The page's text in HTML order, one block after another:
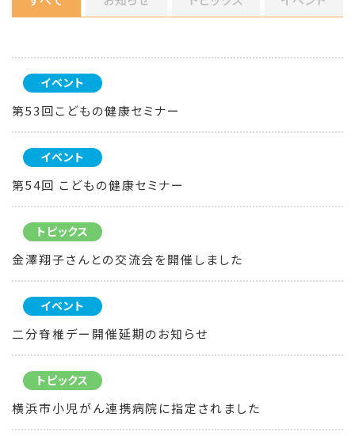
イベント
第53回こどもの健康セミナー
イベント
第54回 こどもの健康セミナー
トピックス
金澤翔子さんとの交流会を開催しました
イベント
二分脊椎デー開催延期のお知らせ
トピックス
横浜市小児がん連携病院に指定されました